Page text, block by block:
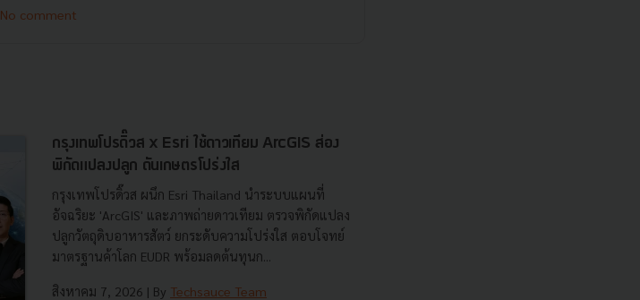
No comment
กรุงเทพโปรดิ๊วส x Esri ใช้ดาวเทียม ArcGIS ส่อง
พิกัดแปลงปลูก ดันเกษตรโปร่งใส
กรุงเทพโปรดิ๊วส ผนึก Esri Thailand นำระบบแผนที่
อัจฉริยะ 'ArcGIS' และภาพถ่ายดาวเทียม ตรวจพิกัดแปลง
ปลูกวัตถุดิบอาหารสัตว์ ยกระดับความโปร่งใส ตอบโจทย์
มาตรฐานค้าโลก EUDR พร้อมลดต้นทุนก...
สิงหาคม 7, 2026 | By Techsauce Team